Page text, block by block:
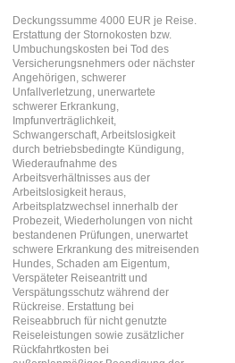
Deckungssumme 4000 EUR je Reise.
Erstattung der Stornokosten bzw.
Umbuchungskosten bei Tod des
Versicherungsnehmers oder nächster
Angehörigen, schwerer
Unfallverletzung, unerwartete
schwerer Erkrankung,
Impfunverträglichkeit,
Schwangerschaft, Arbeitslosigkeit
durch betriebsbedingte Kündigung,
Wiederaufnahme des
Arbeitsverhältnisses aus der
Arbeitslosigkeit heraus,
Arbeitsplatzwechsel innerhalb der
Probezeit, Wiederholungen von nicht
bestandenen Prüfungen, unerwartet
schwere Erkrankung des mitreisenden
Hundes, Schaden am Eigentum,
Verspäteter Reiseantritt und
Verspätungsschutz während der
Rückreise. Erstattung bei
Reiseabbruch für nicht genutzte
Reiseleistungen sowie zusätzlicher
Rückfahrtkosten bei